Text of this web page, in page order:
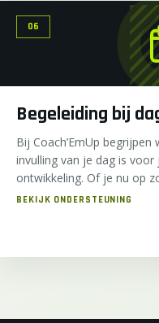
06
Begeleiding bij
Bij Coach’EmUp
invulling van je dag is
ontwikkeling. Of je nu op
mogelijkheden wilt